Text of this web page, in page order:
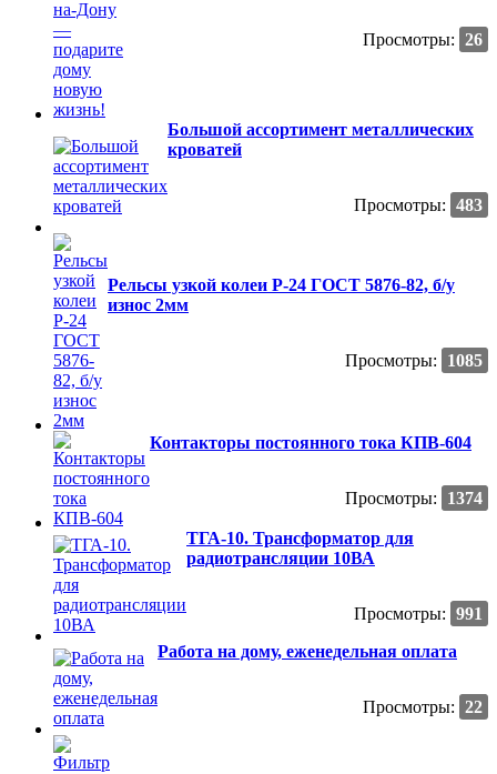
Просмотры: 26
Большой ассортимент металлических
кроватей
Просмотры: 483
Рельсы узкой колеи Р-24 ГОСТ 5876-82, б/у
износ 2мм
Просмотры: 1085
Контакторы постоянного тока КПВ-604
Просмотры: 1374
ТГА-10. Трансформатор для
радиотрансляции 10ВА
Просмотры: 991
Работа на дому, еженедельная оплата
Просмотры: 22